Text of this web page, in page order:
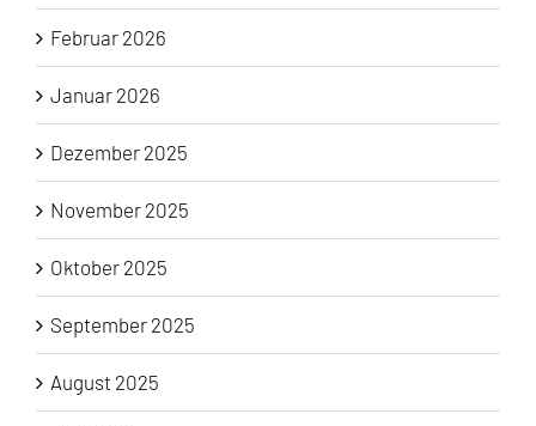
Februar 2026
Januar 2026
Dezember 2025
November 2025
Oktober 2025
September 2025
August 2025